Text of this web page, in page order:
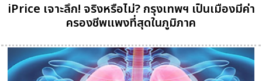
iPrice เจาะลึก! จริงหรือไม่? กรุงเทพฯ เป็นเมืองมีค่า
ครองชีพแพงที่สุดในภูมิภาค